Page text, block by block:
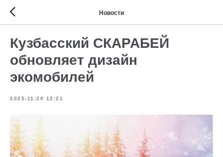
Новости
Кузбасский СКАРАБЕЙ
обновляет дизайн
экомобилей
2025-11-20 12:21